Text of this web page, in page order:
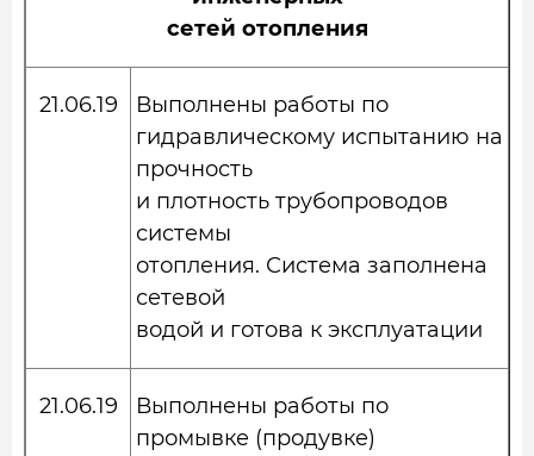
сетей отопления
21.06.19
Выполнены работы по
гидравлическому испытанию на
прочность
и плотность трубопроводов
системы
отопления. Система заполнена
сетевой
водой и готова к эксплуатации
21.06.19
Выполнены работы по
промывке (продувке)